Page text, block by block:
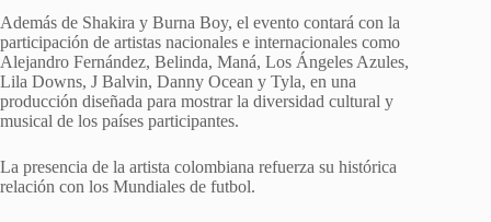
Además de Shakira y Burna Boy, el evento contará con la
participación de artistas nacionales e internacionales como
Alejandro Fernández, Belinda, Maná, Los Ángeles Azules,
Lila Downs, J Balvin, Danny Ocean y Tyla, en una
producción diseñada para mostrar la diversidad cultural y
musical de los países participantes.
La presencia de la artista colombiana refuerza su histórica
relación con los Mundiales de futbol.